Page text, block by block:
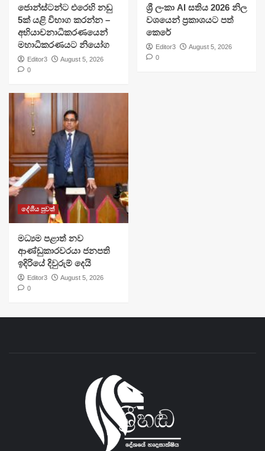
ජොන්ස්ටන්ට එරෙහි නඩු
5ක් යළි විභාග කරන්න –
අභියාචනාධිකරණයෙන්
මහාධිකරණයට නියෝග
Editor3
August 5, 2026
0
ශ්‍රී ලංකා AI සතිය 2026 නිල
වශයෙන් ප්‍රකාශයට පත්
කෙරේ
Editor3
August 5, 2026
0
දේශීය පුවත්
මධ්‍යම පළාත් නව
ආණ්ඩුකාරවරයා ජනපති
ඉදිරියේ දිවුරුම් දෙයි
Editor3
August 5, 2026
0